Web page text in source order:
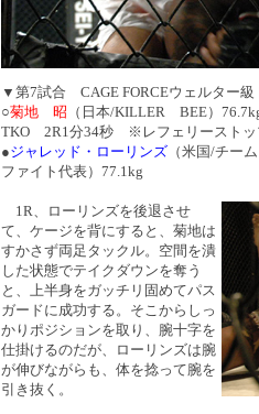
▼第7試合 CAGE FORCEウェルター
○菊地 昭 （日本/KILLER BEE）
TKO 2R1分34秒 ※レフェリーストッ
●ジャレッド・ローリンズ（米国/チー
ファイト代表）77.1kg
1R、ローリンズを後退させ
て、ケージを背にすると、菊地は
すかさず両足タックル。空間を潰
した状態でテイクダウンを奪う
と、上半身をガッチリ固めてパス
ガードに成功する。そこからしっ
かりポジションを取り、腕十字を
仕掛けるのだが、ローリンズは腕
が伸びながらも、体を捻って腕を
引き抜く。